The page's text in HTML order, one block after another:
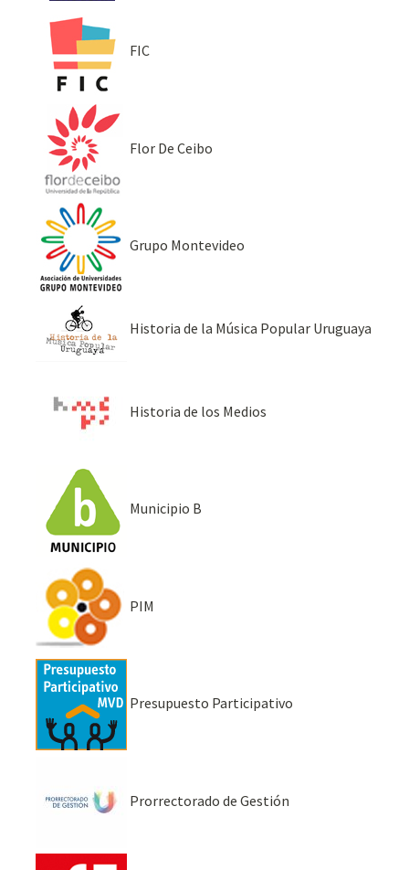
FIC
Flor De Ceibo
Grupo Montevideo
Historia de la Música Popular Uruguaya
Historia de los Medios
Municipio B
PIM
Presupuesto Participativo
Prorrectorado de Gestión